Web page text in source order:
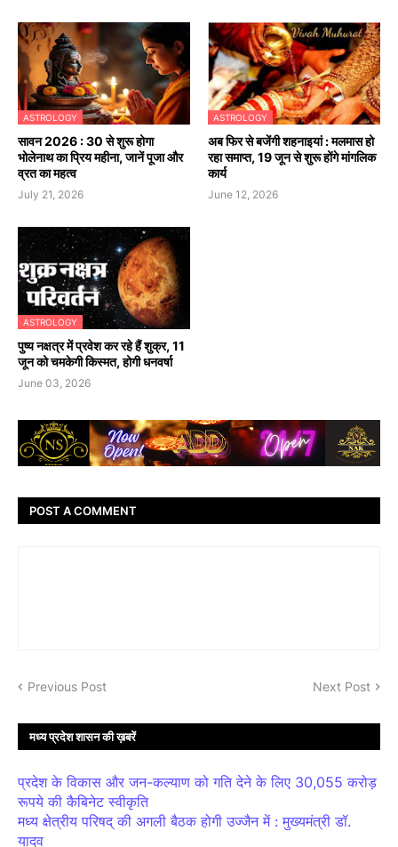
ASTROLOGY
सावन 2026 : 30 से शुरू होगा
भोलेनाथ का प्रिय महीना, जानें पूजा और
व्रत का महत्व
July 21, 2026
ASTROLOGY
अब फिर से बजेंगी शहनाइयां : मलमास हो
रहा समाप्त, 19 जून से शुरू होंगे मांगलिक
कार्य
June 12, 2026
ASTROLOGY
पुष्य नक्षत्र में प्रवेश कर रहे हैं शुक्र, 11
जून को चमकेगी किस्मत, होगी धनवर्षा
June 03, 2026
POST A COMMENT
Previous Post Next Post
मध्य प्रदेश शासन की ख़बरें
प्रदेश के विकास और जन-कल्याण को गति देने के लिए 30,055 करोड़
रूपये की कैबिनेट स्वीकृति
मध्य क्षेत्रीय परिषद् की अगली बैठक होगी उज्जैन में : मुख्यमंत्री डॉ.
यादव